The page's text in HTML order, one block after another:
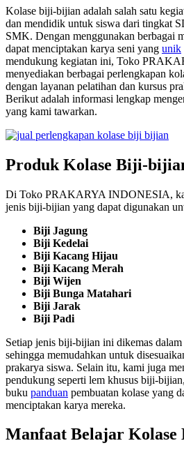
Kolase biji-bijian adalah salah satu
dan mendidik untuk siswa dari tingkat
SMK. Dengan menggunakan berbagai
dapat menciptakan karya seni yang unik
mendukung kegiatan ini, Toko
menyediakan berbagai perlengkapan
dengan layanan pelatihan dan kursus
Berikut adalah informasi lengkap
yang kami tawarkan.
Produk Kolase Biji-
Di Toko PRAKARYA INDONESIA,
jenis biji-bijian yang dapat digunakan
Biji Jagung
Biji Kedelai
Biji Kacang Hijau
Biji Kacang Merah
Biji Wijen
Biji Bunga Matahari
Biji Jarak
Biji Padi
Setiap jenis biji-bijian ini dikemas
sehingga memudahkan untuk
prakarya siswa. Selain itu, kami juga
pendukung seperti lem khusus biji-
buku panduan pembuatan kolase yang
menciptakan karya mereka.
Manfaat Belajar